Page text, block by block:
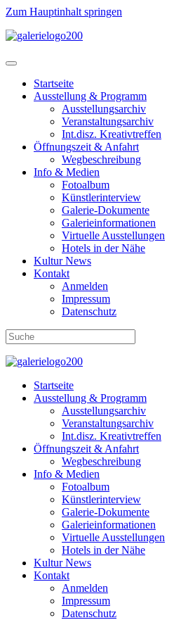
Zum Hauptinhalt springen
Startseite
Ausstellung & Programm
Ausstellungsarchiv
Veranstaltungsarchiv
Int.disz. Kreativtreffen
Öffnungszeit & Anfahrt
Wegbeschreibung
Info & Medien
Fotoalbum
Künstlerinterview
Galerie-Dokumente
Galerieinformationen
Virtuelle Ausstellungen
Hotels in der Nähe
Kultur News
Kontakt
Anmelden
Impressum
Datenschutz
Startseite
Ausstellung & Programm
Ausstellungsarchiv
Veranstaltungsarchiv
Int.disz. Kreativtreffen
Öffnungszeit & Anfahrt
Wegbeschreibung
Info & Medien
Fotoalbum
Künstlerinterview
Galerie-Dokumente
Galerieinformationen
Virtuelle Ausstellungen
Hotels in der Nähe
Kultur News
Kontakt
Anmelden
Impressum
Datenschutz